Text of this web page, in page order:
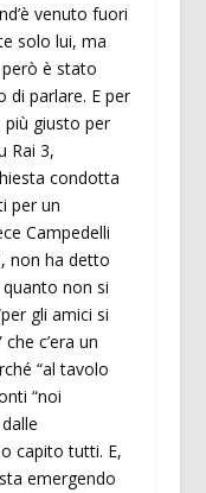
venuto fuori
solo lui, ma
è stato
di parlare. E per
giusto per
Rai 3,
condotta
per un
Campedelli
non ha detto
non si
gli amici si
c’era un
“al tavolo
“noi
capito tutti. E,
emergendo